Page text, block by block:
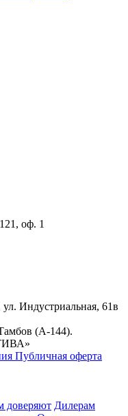
оф. 1
Индустриальная, 61в
(А-144).
Публичная оферта
доверяют Дилерам